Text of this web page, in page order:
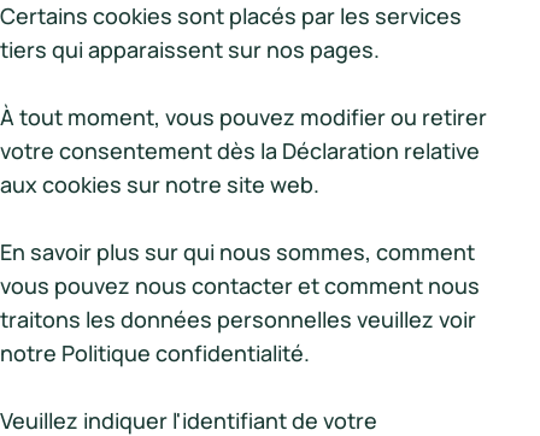
Certains cookies sont placés par les services
tiers qui apparaissent sur nos pages.
À tout moment, vous pouvez modifier ou retirer
votre consentement dès la Déclaration relative
aux cookies sur notre site web.
En savoir plus sur qui nous sommes, comment
vous pouvez nous contacter et comment nous
traitons les données personnelles veuillez voir
notre Politique confidentialité.
Veuillez indiquer l'identifiant de votre